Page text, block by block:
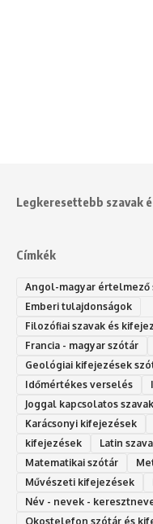
Legkeresettebb szavak
Címkék
Angol-magyar értelmező
Emberi tulajdonságok
Filozófiai szavak és
Francia - magyar szótár
Geológiai kifejezések
Időmértékes verselés
Joggal kapcsolatos
Karácsonyi kifejezések
kifejezések
Latin
Matematikai szótár
Művészeti kifejezések
Név - nevek -
Okostelefon szótár és